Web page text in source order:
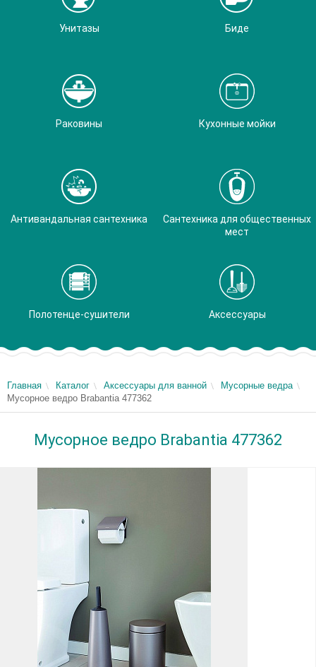
Унитазы Биде
Раковины Кухонные мойки
Антивандальная сантехника
Сантехника для общественных
мест
Полотенце-сушители Аксессуары
Главная Каталог Аксессуары для ванной
Мусорные ведра
Мусорное ведро Brabantia 477362
Мусорное ведро Brabantia 477362